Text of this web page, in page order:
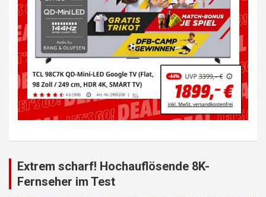
Extrem scharf! Hochauflösende 8K-
Fernseher im Test